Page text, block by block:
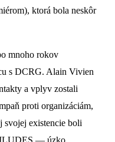
ktorá bola neskôr
mnoho rokov
s DCRG. Alain Vivien
a vplyv zostali
proti organizáciám,
svojej existencie boli
— úzko